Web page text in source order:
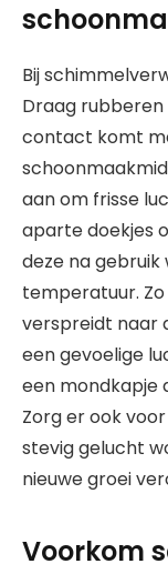
Bij
Draag rubberen
contact komt
aan om frisse
aparte doekjes
deze na gebruik
temperatuur.
verspreidt naar
een gevoelige
een mondkapje
Zorg er ook
stevig gelucht
nieuwe groei
Voorkom